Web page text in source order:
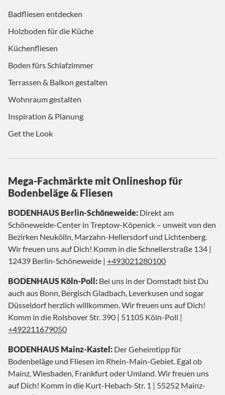
Badfliesen entdecken
Holzboden für die Küche
Küchenfliesen
Boden fürs Schlafzimmer
Terrassen & Balkon gestalten
Wohnraum gestalten
Inspiration & Planung
Get the Look
Mega-Fachmärkte mit Onlineshop für
Bodenbeläge & Fliesen
BODENHAUS Berlin-Schöneweide: Direkt am
Schöneweide-Center in Treptow-Köpenick – unweit von den
Bezirken Neukölln, Marzahn-Hellersdorf und Lichtenberg.
Wir freuen uns auf Dich! Komm in die Schnellerstraße 134 |
12439 Berlin-Schöneweide | +493021280100
BODENHAUS Köln-Poll: Bei uns in der Domstadt bist Du
auch aus Bonn, Bergisch Gladbach, Leverkusen und sogar
Düsseldorf herzlich willkommen. Wir freuen uns auf Dich!
Komm in die Rolshover Str. 390 | 51105 Köln-Poll |
+492211679050
BODENHAUS Mainz-Kastel: Der Geheimtipp für
Bodenbeläge und Fliesen im Rhein-Main-Gebiet. Egal ob
Mainz, Wiesbaden, Frankfurt oder Umland. Wir freuen uns
auf Dich! Komm in die Kurt-Hebach-Str. 1 | 55252 Mainz-